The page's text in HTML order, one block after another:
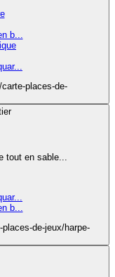
b...
places-de-
tout en sable...
b...
de-jeux/harpe-